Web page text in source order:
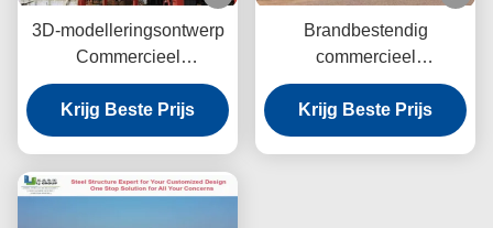
3D-modelleringsontwerp
Commercieel
staalgebouw Bolted
Welded Connection
Krijg Beste Prijs
Brandbestendig
commercieel
staalgebouw gegolfde
kleur staalplaat frame
braced structuur
Krijg Beste Prijs